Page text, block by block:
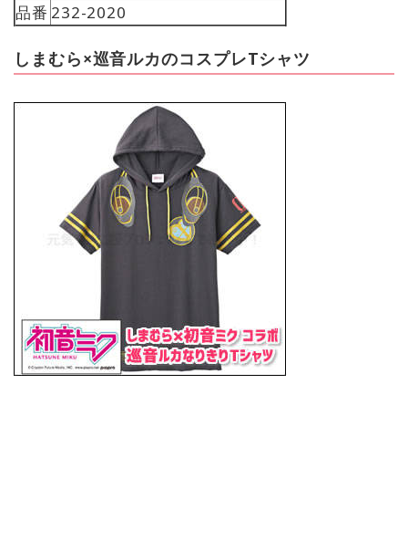
品番 232-2020
しまむら×巡音ルカのコスプレTシャツ